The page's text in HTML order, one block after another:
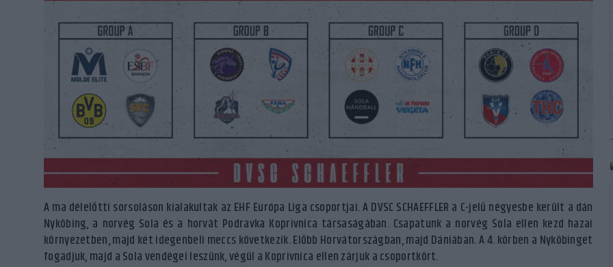
A ma délelőtti sorsoláson kialakultak az EHF Európa Liga csoportjai. A DVSC SCHAEFFLER a C-jelű négyesbe került a dán
Nyköbing, a norvég Sola és a horvát Podravka Koprivnica társaságában. Csapatunk a norvég Sola ellen kezd hazai
környezetben, majd két idegenbeli meccs következik. Előbb Horvátországban, majd Dániában. A 4. körben a Nyköbinget
fogadjuk, majd a Sola vendégei leszünk, végül a Koprivnica ellen zárjuk a csoportkört.